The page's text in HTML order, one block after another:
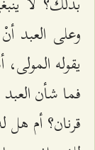
وعلى العبد
يقوله
فما شأن
قرنان؟ أم هل